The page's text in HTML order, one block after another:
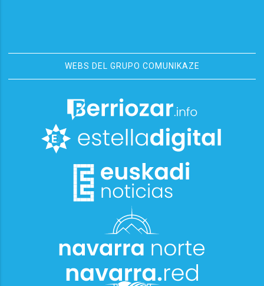
WEBS DEL GRUPO COMUNIKAZE